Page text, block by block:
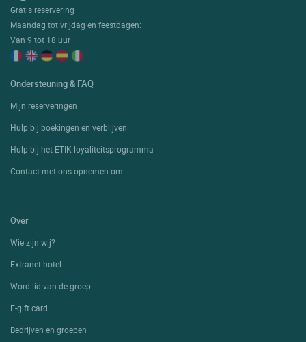
Gratis reservering
Maandag tot vrijdag en feestdagen:
Van 9 tot 18 uur
Ondersteuning & FAQ
Mijn reserveringen
Hulp bij boekingen en verblijven
Hulp bij het ETIK loyaliteitsprogramma
Contact met ons opnemen om
Over
Wie zijn wij?
Extranet hotel
Word lid van de groep
E-gift card
Bedrijven en groepen